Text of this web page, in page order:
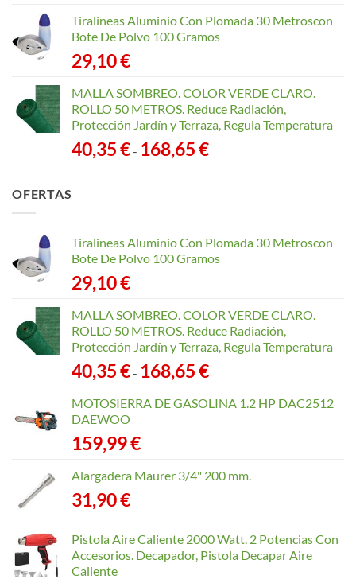
Tiralineas Aluminio Con Plomada 30 Metroscon
Bote De Polvo 100 Gramos
29,10€
MALLA SOMBREO. COLOR VERDE CLARO.
ROLLO 50 METROS. Reduce Radiación,
Protección Jardín y Terraza, Regula Temperatura
40,35€- 168,65€Rango
168,65 €
OFERTAS
Tiralineas Aluminio Con Plomada 30 Metroscon
Bote De Polvo 100 Gramos
29,10€
MALLA SOMBREO. COLOR VERDE CLARO.
ROLLO 50 METROS. Reduce Radiación,
Protección Jardín y Terraza, Regula Temperatura
40,35€- 168,65€Rango
precios:
MOTOSIERRA DE GASOLINA 1.2 HP DAC2512
DAEWOO
159,99€
Alargadera Maurer 3/4" 200 mm.
31,90€
Pistola Aire Caliente 2000 Watt. 2 Potencias Con
Accesorios. Decapador, Pistola Decapar Aire
Caliente